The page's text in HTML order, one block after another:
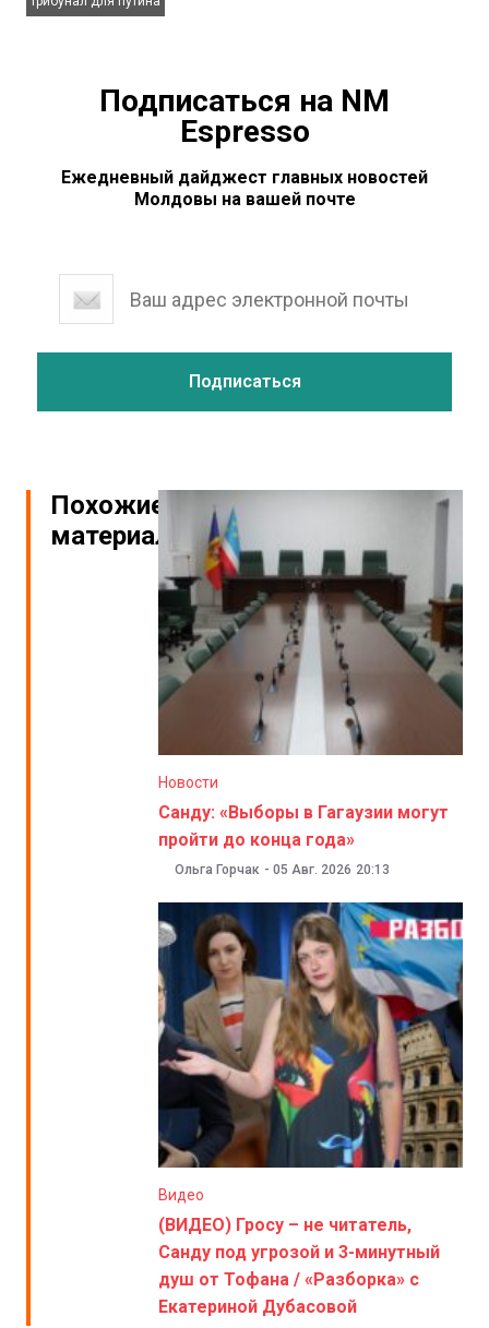
Подписаться на NM
Espresso
Ежедневный дайджест главных новостей
Молдовы на вашей почте
Похожие
материалы
Новости
Санду: «Выборы в Гагаузии могут
пройти до конца года»
Ольга Горчак - 05 Авг. 2026 20:13
Видео
(ВИДЕО) Гросу – не читатель,
Санду под угрозой и 3-минутный
душ от Тофана / «Разборка» с
Екатериной Дубасовой